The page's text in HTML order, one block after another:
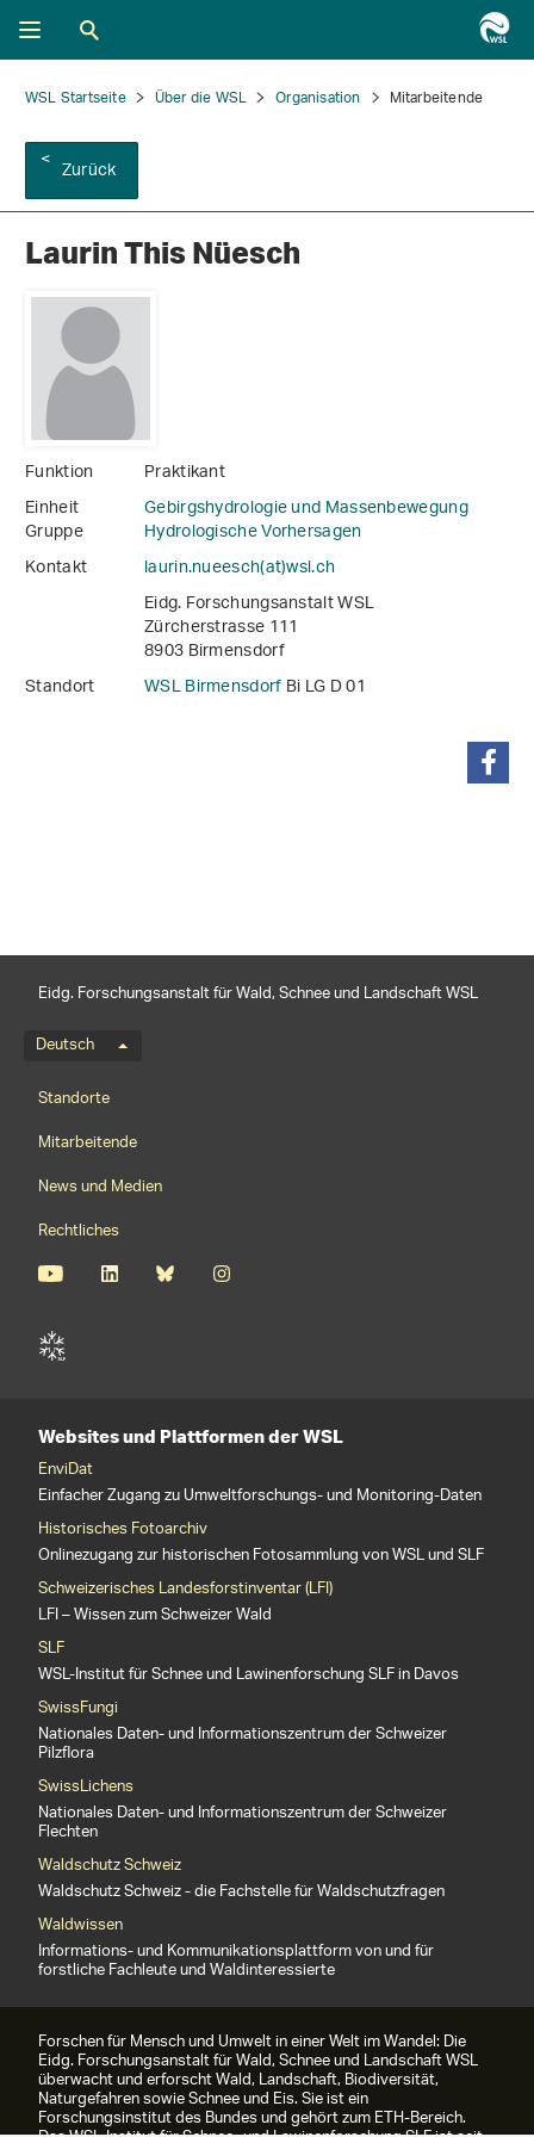
WSL Startseite Über die WSL Organisation Mitarbeitende
Zurück
Laurin This Nüesch
Funktion
Praktikant
Einheit
Gebirgshydrologie und Massenbewegung
Gruppe
Hydrologische Vorhersagen
Kontakt
laurin.nueesch(at)wsl.ch
Eidg. Forschungsanstalt WSL
Zürcherstrasse 111
8903 Birmensdorf
Standort
WSL BirmensdorfBi LG D 01
Eidg. Forschungsanstalt für Wald, Schnee und Landschaft WSL
Sprachmenü
Deutsch
Footernavigation
Standorte
Mitarbeitende
News und Medien
Rechtliches
Websites und Plattformen der WSL
EnviDat
Einfacher Zugang zu Umweltforschungs- und Monitoring-Daten
Historisches Fotoarchiv
Onlinezugang zur historischen Fotosammlung von WSL und SLF
Schweizerisches Landesforstinventar (LFI)
LFI – Wissen zum Schweizer Wald
SLF
WSL-Institut für Schnee und Lawinenforschung SLF in Davos
SwissFungi
Nationales Daten- und Informationszentrum der Schweizer
Pilzflora
SwissLichens
Nationales Daten- und Informationszentrum der Schweizer
Flechten
Waldschutz Schweiz
Waldschutz Schweiz - die Fachstelle für Waldschutzfragen
Waldwissen
Informations- und Kommunikationsplattform von und für
forstliche Fachleute und Waldinteressierte
Forschen für Mensch und Umwelt in einer Welt im Wandel: Die
Eidg. Forschungsanstalt für Wald, Schnee und Landschaft WSL
überwacht und erforscht Wald, Landschaft, Biodiversität,
Naturgefahren sowie Schnee und Eis. Sie ist ein
Forschungsinstitut des Bundes und gehört zum ETH-Bereich.